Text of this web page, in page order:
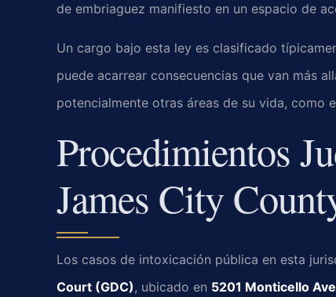
de embriaguez manifiesto en un espacio de
Un cargo bajo esta ley es clasificado
puede acarrear consecuencias que van más
potencialmente otras áreas de su vida, como
Procedimientos
James City
Los casos de intoxicación pública en esta
Court (GDC), ubicado en 5201 Monticello